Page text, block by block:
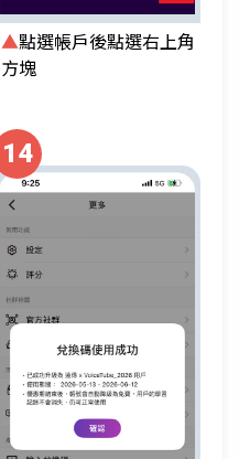
▲點選帳戶後點選右上角
方塊
14